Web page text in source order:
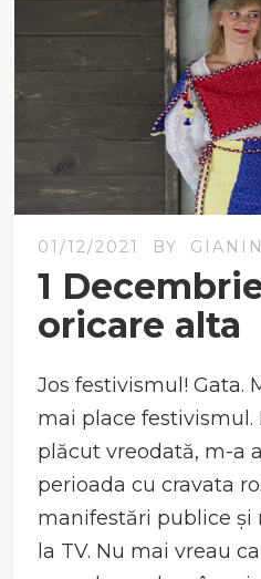
01/12/2021 BY
1
oricare alta
Jos festivismul! Gata.
mai place festivismul.
plăcut vreodată, m-a
perioada cu cravata
manifestări publice și
la TV. Nu mai vreau